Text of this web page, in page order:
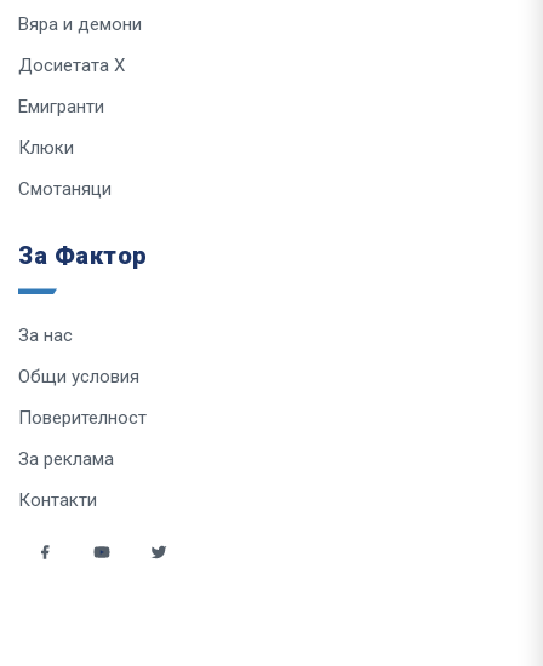
Вяра и демони
Досиетата Х
Емигранти
Клюки
Смотаняци
За Фактор
За нас
Общи условия
Поверителност
За реклама
Контакти